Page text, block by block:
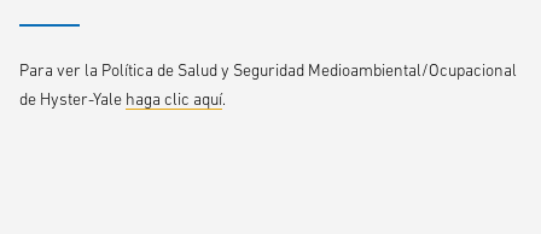
Para ver la Política de Salud y Seguridad Medioambiental/Ocupacional
de Hyster-Yale haga clic aquí.